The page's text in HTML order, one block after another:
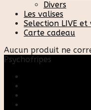
Divers
Les valises
Selection LIVE
Carte cadeau
Aucun produit ne
Psychofripes